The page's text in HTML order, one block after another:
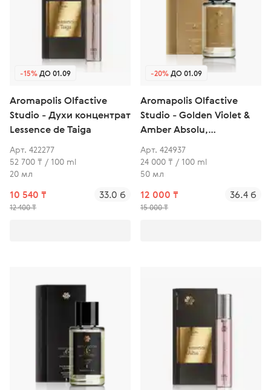
-15%ДО 01.09
Aromapolis Olfactive
Studio - Духи концентрат
Lessence de Taiga
Арт. 422277
52 700 ₸ / 100 ml
20 мл
10 540 ₸
12 400 ₸
33.0 б
-20%ДО 01.09
Aromapolis Olfactive
Studio - Golden Violet &
Amber Absolu,
парфюмерная вода
Арт. 424937
24 000 ₸ / 100 ml
50 мл
12 000 ₸
15 000 ₸
36.4 б